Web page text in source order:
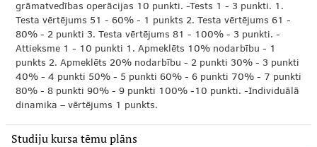
grāmatvedības operācijas 10 punkti. -Tests 1 - 3 punkti. 1.
Testa vērtējums 51 - 60% - 1 punkts 2. Testa vērtējums 61 -
80% - 2 punkti 3. Testa vērtējums 81 - 100% - 3 punkti. -
Attieksme 1 - 10 punkti 1. Apmeklēts 10% nodarbību - 1
punkts 2. Apmeklēts 20% nodarbību - 2 punkti 30% - 3 punkti
40% - 4 punkti 50% - 5 punkti 60% - 6 punkti 70% - 7 punkti
80% - 8 punkti 90% - 9 punkti 100% -10 punkti. -Individuālā
dinamika – vērtējums 1 punkts.
Studiju kursa tēmu plāns